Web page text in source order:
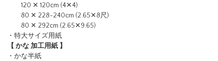
120 ✕ 120cm (4✕4)
80 ✕ 228-240cm (2.65✕8尺)
80 ✕ 292cm (2.65✕9.65)
・特大サイズ用紙
【 かな 加工用紙 】
・かな半紙